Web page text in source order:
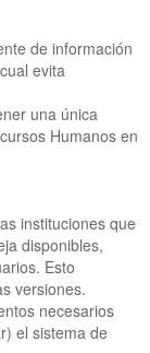
de información
evita
una única
Humanos en
instituciones que
disponibles,
Esto
versiones.
necesarios
el sistema de